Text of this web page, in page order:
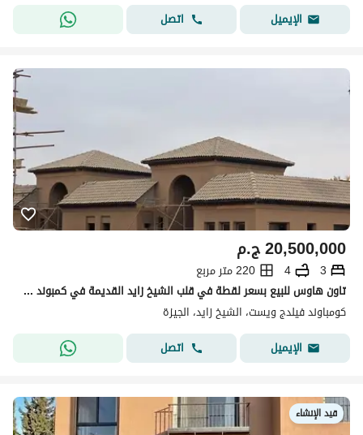
الإيميل
اتصل
ج.م20,500,000
3
4
220 متر مربع
تاون هاوس للبيع بسعر لقطة في قلب الشيخ زايد القديمة في كمبوند فيلدج ويست سور بسور مع اعمار
كومباوند فيلدج ويست، الشيخ زايد، الجيزة
الإيميل
اتصل
قيد الإنشاء